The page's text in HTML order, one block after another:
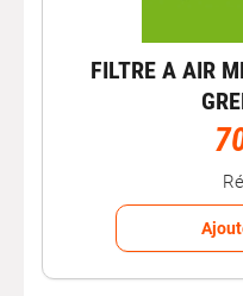
FILTRE A AIR